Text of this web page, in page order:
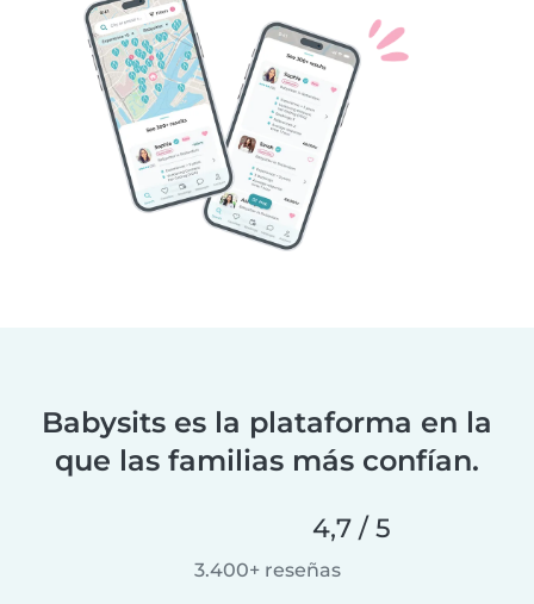
Babysits es la plataforma en la
que las familias más confían.
4,7 / 5
3.400+ reseñas